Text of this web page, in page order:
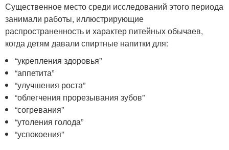
Существенное место среди исследований этого периода
занимали работы, иллюстрирующие
распространенность и характер питейных обычаев,
когда детям давали спиртные напитки для:
“укрепления здоровья”
“аппетита”
“улучшения роста”
“облегчения прорезывания зубов”
“согревания”
“утоления голода”
“успокоения”